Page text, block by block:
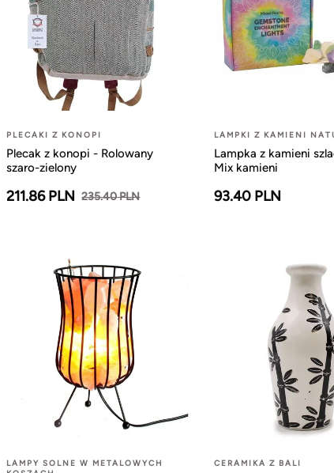
PLECAKI Z KONOPI
Plecak z konopi - Rolowany
szaro-zielony
211.86 PLN 235.40 PLN
LAMPKI Z KAMIENI
Lampka z kamieni
Mix kamieni
93.40 PLN
LAMPY SOLNE W METALOWYCH
CERAMIKA Z BALI